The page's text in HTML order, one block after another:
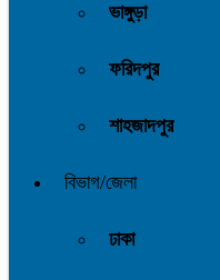
ভাঙ্গুড়া
ফরিদপুর
শাহজাদপুর
বিভাগ/জেলা
ঢাকা